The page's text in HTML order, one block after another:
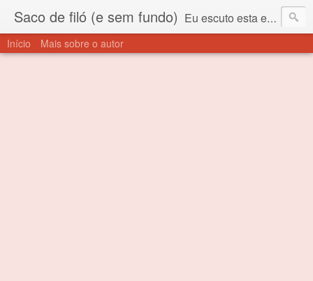
Saco de filó (e sem fundo) Eu escuto esta expressão "saco de filó" desde criança. Para quem não sabe, filó é um tecido todo furadinho e permite que um saco feito com ele, mesmo que muito exposto ao ar soprado para dentro, nunca vai se encher. Aí está o propósito deste nome... Para viver em sociedade tem que ter saco de filó.
Início Mais sobre o autor